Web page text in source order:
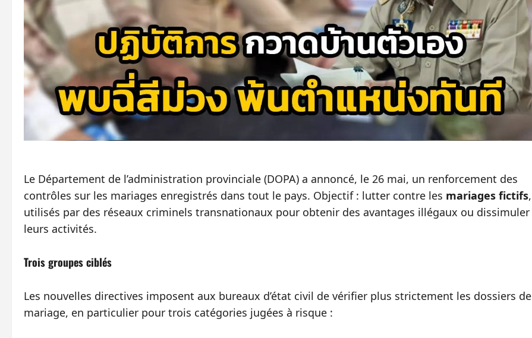
Le Département de l’administration provinciale (DOPA) a annoncé, le 26 mai, un renforcement des
contrôles sur les mariages enregistrés dans tout le pays. Objectif : lutter contre les mariages fictifs,
utilisés par des réseaux criminels transnationaux pour obtenir des avantages illégaux ou dissimuler
leurs activités.
Trois groupes ciblés
Les nouvelles directives imposent aux bureaux d’état civil de vérifier plus strictement les dossiers de
mariage, en particulier pour trois catégories jugées à risque :